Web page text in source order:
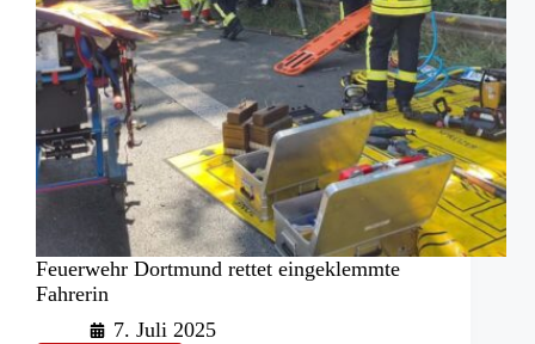
Feuerwehr Dortmund rettet eingeklemmte
Fahrerin
7. Juli 2025